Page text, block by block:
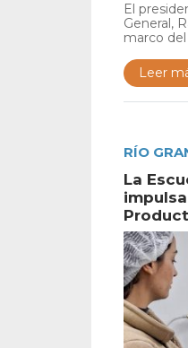
El
General,
marco
Leer
RÍO
La